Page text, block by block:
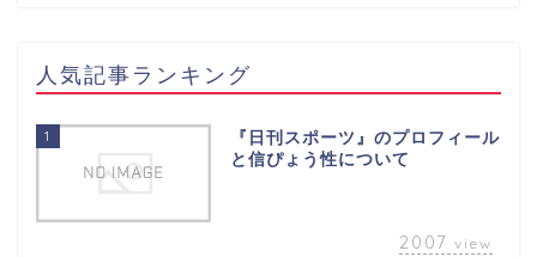
人気記事ランキング
1
『日刊スポーツ』のプロフィール
と信ぴょう性について
2007 view